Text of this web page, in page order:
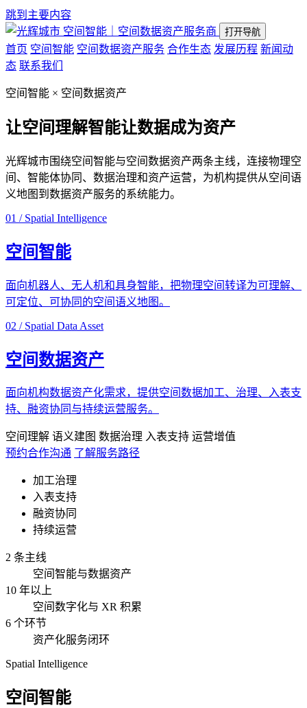
跳到主要内容
空间智能｜空间数据资产服务商
打开导航
首页 空间智能 空间数据资产服务 合作生态 发展历程 新闻动
态 联系我们
空间智能 × 空间数据资产
让空间理解智能让数据成为资产
光辉城市围绕空间智能与空间数据资产两条主线，连接物理空
间、智能体协同、数据治理和资产运营，为机构提供从空间语
义地图到数据资产服务的系统能力。
01 / Spatial Intelligence
空间智能
面向机器人、无人机和具身智能，把物理空间转译为可理解、
可定位、可协同的空间语义地图。
02 / Spatial Data Asset
空间数据资产
面向机构数据资产化需求，提供空间数据加工、治理、入表支
持、融资协同与持续运营服务。
空间理解 语义建图 数据治理 入表支持 运营增值
预约合作沟通 了解服务路径
加工治理
入表支持
融资协同
持续运营
2 条主线
空间智能与数据资产
10 年以上
空间数字化与 XR 积累
6 个环节
资产化服务闭环
Spatial Intelligence
空间智能